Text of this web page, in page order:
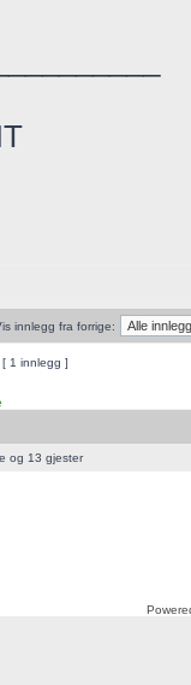
innlegg fra forrige:
[ 1 innlegg ]
og 13 gjester